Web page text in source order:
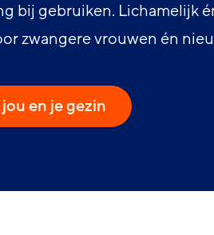
bij gebruiken. Lichamelijk
zwangere vrouwen én
en je gezin